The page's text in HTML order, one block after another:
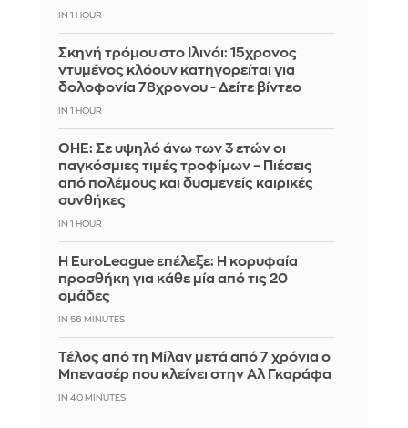
IN 1 HOUR
Σκηνή τρόμου στο Ιλινόι: 15χρονος
ντυμένος κλόουν κατηγορείται για
δολοφονία 78χρονου - Δείτε βίντεο
IN 1 HOUR
ΟΗΕ: Σε υψηλό άνω των 3 ετών οι
παγκόσμιες τιμές τροφίμων – Πιέσεις
από πολέμους και δυσμενείς καιρικές
συνθήκες
IN 1 HOUR
Η EuroLeague επέλεξε: Η κορυφαία
προσθήκη για κάθε μία από τις 20
ομάδες
IN 56 MINUTES
Τέλος από τη Μίλαν μετά από 7 χρόνια ο
Μπενασέρ που κλείνει στην Αλ Γκαράφα
IN 40 MINUTES